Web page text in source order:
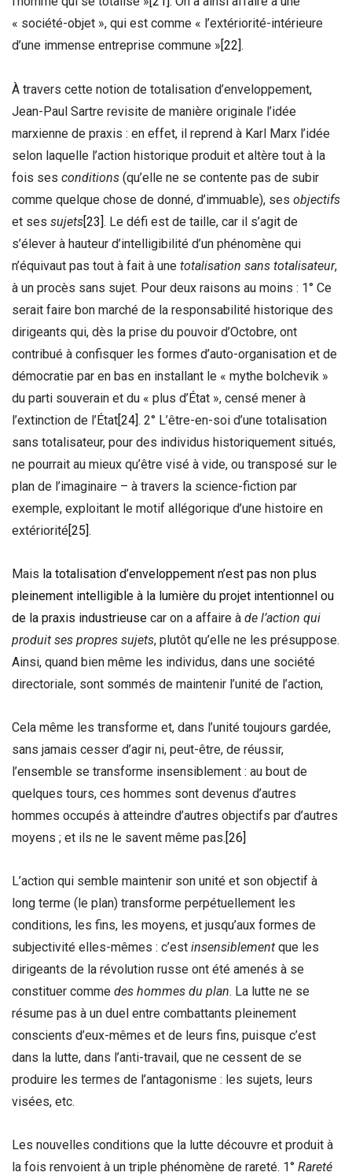
« société-objet », qui est comme « l’extériorité-intérieure
d’une immense entreprise commune » [22] .
À travers cette notion de totalisation d’enveloppement,
Jean-Paul Sartre revisite de manière originale l’idée
marxienne de praxis : en effet, il reprend à Karl Marx l’idée
selon laquelle l’action historique produit et altère tout à la
fois ses conditions (qu’elle ne se contente pas de subir
comme quelque chose de donné, d’immuable), ses objectifs
et ses sujets[23]. Le défi est de taille, car il s’agit de
s’élever à hauteur d’intelligibilité d’un phénomène qui
n’équivaut pas tout à fait à une totalisation sans totalisateur,
à un procès sans sujet. Pour deux raisons au moins : 1° Ce
serait faire bon marché de la responsabilité historique des
dirigeants qui, dès la prise du pouvoir d’Octobre, ont
contribué à confisquer les formes d’auto-organisation et de
démocratie par en bas en installant le « mythe bolchevik »
du parti souverain et du « plus d’État », censé mener à
l’extinction de l’État[24]. 2° L’être-en-soi d’une totalisation
sans totalisateur, pour des individus historiquement situés,
ne pourrait au mieux qu’être visé à vide, ou transposé sur le
plan de l’imaginaire – à travers la science-fiction par
exemple, exploitant le motif allégorique d’une histoire en
extériorité[25].
Mais la totalisation d’enveloppement n’est pas non plus
pleinement intelligible à la lumière du projet intentionnel ou
de la praxis industrieuse car on a affaire à de l’action qui
produit ses propres sujets, plutôt qu’elle ne les présuppose.
Ainsi, quand bien même les individus, dans une société
directoriale, sont sommés de maintenir l’unité de l’action,
Cela même les transforme et, dans l’unité toujours gardée,
sans jamais cesser d’agir ni, peut-être, de réussir,
l’ensemble se transforme insensiblement : au bout de
quelques tours, ces hommes sont devenus d’autres
hommes occupés à atteindre d’autres objectifs par d’autres
moyens ; et ils ne le savent même pas.[26]
L’action qui semble maintenir son unité et son objectif à
long terme (le plan) transforme perpétuellement les
conditions, les fins, les moyens, et jusqu’aux formes de
subjectivité elles-mêmes : c’est insensiblement que les
dirigeants de la révolution russe ont été amenés à se
constituer comme des hommes du plan. La lutte ne se
résume pas à un duel entre combattants pleinement
conscients d’eux-mêmes et de leurs fins, puisque c’est
dans la lutte, dans l’anti-travail, que ne cessent de se
produire les termes de l’antagonisme : les sujets, leurs
visées, etc.
Les nouvelles conditions que la lutte découvre et produit à
la fois renvoient à un triple phénomène de rareté. 1° Rareté